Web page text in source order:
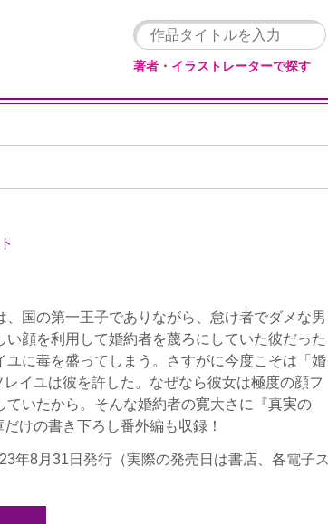
著者・イラストレーターで探す
国の第一王子でありながら、怠け者でダメな男
顔を利用して婚約者を蔑ろにしていた彼だった
に毒を盛ってしまう。さすがに今度こそは「婚
イユは彼を許した。なぜなら彼女は極度の顔フ
ていたから。そんな婚約者の寛大さに『真実の
の書き下ろし番外編も収録！
年8月31日発行（実際の発売日は書店、各電子ス